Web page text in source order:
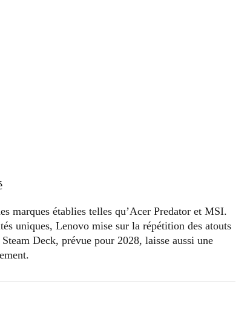
marques établies telles qu’Acer Predator et MSI.
uniques, Lenovo mise sur la répétition des atouts
Deck, prévue pour 2028, laisse aussi une